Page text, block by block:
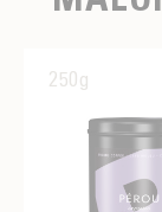
250g